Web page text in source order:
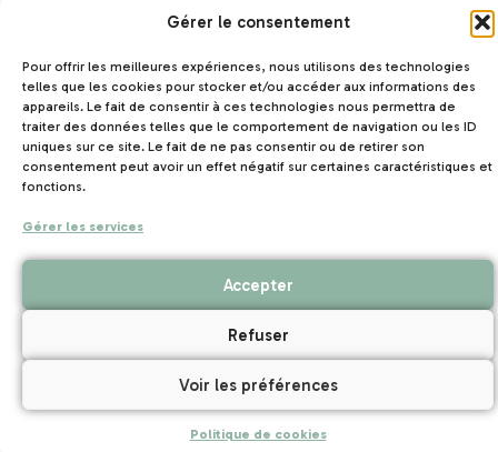
Gérer le consentement
Pour offrir les meilleures expériences, nous utilisons des technologies
telles que les cookies pour stocker et/ou accéder aux informations des
appareils. Le fait de consentir à ces technologies nous permettra de
traiter des données telles que le comportement de navigation ou les ID
uniques sur ce site. Le fait de ne pas consentir ou de retirer son
consentement peut avoir un effet négatif sur certaines caractéristiques et
fonctions.
Gérer les services
Accepter
Refuser
Voir les préférences
Politique de cookies